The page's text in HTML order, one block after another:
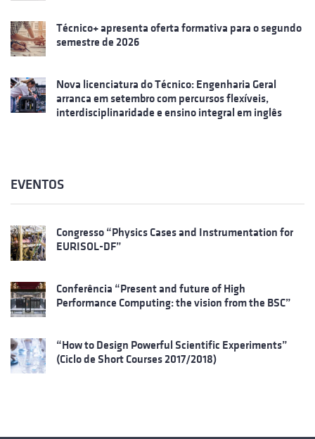
Técnico+ apresenta oferta formativa para o segundo
semestre de 2026
Nova licenciatura do Técnico: Engenharia Geral
arranca em setembro com percursos flexíveis,
interdisciplinaridade e ensino integral em inglês
EVENTOS
Congresso “Physics Cases and Instrumentation for
EURISOL-DF”
Conferência “Present and future of High
Performance Computing: the vision from the BSC”
“How to Design Powerful Scientific Experiments”
(Ciclo de Short Courses 2017/2018)